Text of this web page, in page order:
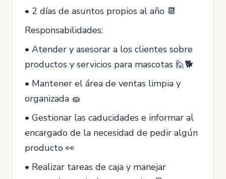
• 2 días de asuntos propios al año 📆
Responsabilidades:
• Atender y asesorar a los clientes sobre
productos y servicios para mascotas 🙋🐕
• Mantener el área de ventas limpia y
organizada 🧽
• Gestionar las caducidades e informar al
encargado de la necesidad de pedir algún
producto 👀
• Realizar tareas de caja y manejar